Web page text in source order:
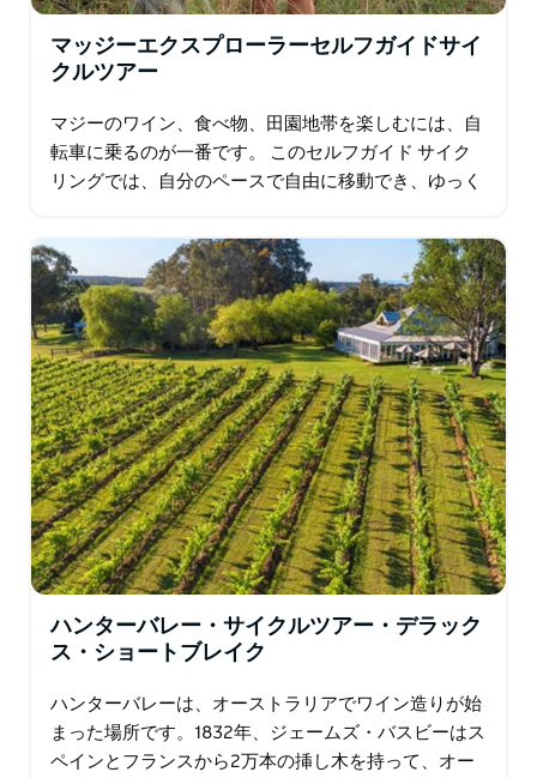
マッジーエクスプローラーセルフガイドサイ
クルツアー
マジーのワイン、食べ物、田園地帯を楽しむには、自
転車に乗るのが一番です。 このセルフガイド サイク
リングでは、自分のペースで自由に移動でき、ゆっく
途中でワインの試飲をしたりできます…
ハンターバレー・サイクルツアー・デラック
ス・ショートブレイク
ハンターバレーは、オーストラリアでワイン造りが始
まった場所です。1832年、ジェームズ・バスビーはス
ペインとフランスから2万本の挿し木を持って、オー